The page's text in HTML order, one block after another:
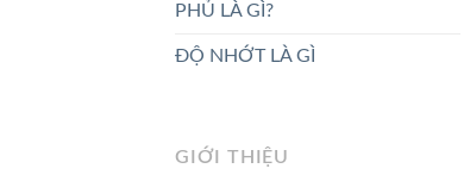
PHỦ LÀ GÌ?
ĐỘ NHỚT LÀ GÌ
GIỚI THIỆU